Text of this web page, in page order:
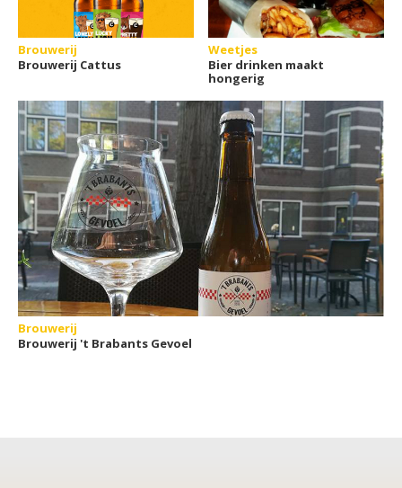
Brouwerij
Brouwerij Cattus
Weetjes
Bier drinken maakt
hongerig
Brouwerij
Brouwerij 't Brabants Gevoel